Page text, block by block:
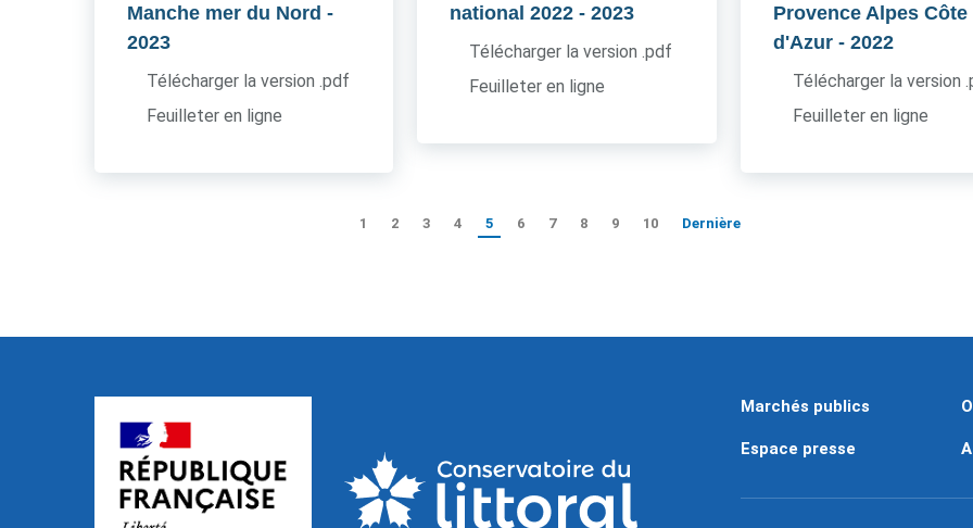
Manche mer du Nord -
2023
Télécharger la version .pdf
Feuilleter en ligne
national 2022 - 2023
Télécharger la version .pdf
Feuilleter en ligne
Provence Alpes Côte
d'Azur - 2022
Télécharger la version
Feuilleter en ligne
1 2 3 4 5 6 7 8 9 10 Dernière
Marchés publics
Espace presse